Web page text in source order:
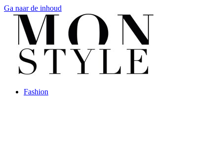
Ga naar de inhoud
Fashion